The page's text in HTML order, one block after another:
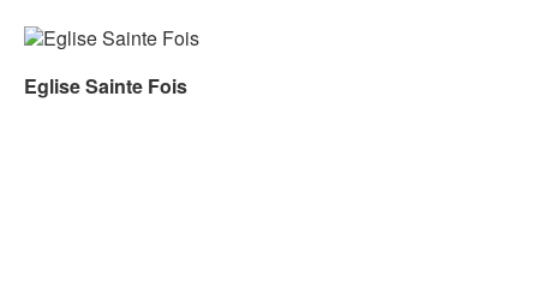
Eglise Sainte Fois